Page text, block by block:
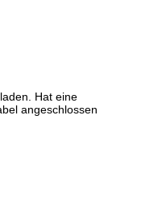
Hat eine
angeschlossen